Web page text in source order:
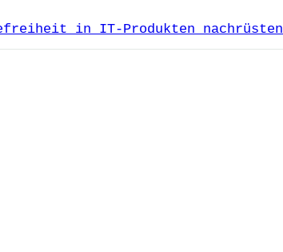
in IT-Produkten nachrüsten